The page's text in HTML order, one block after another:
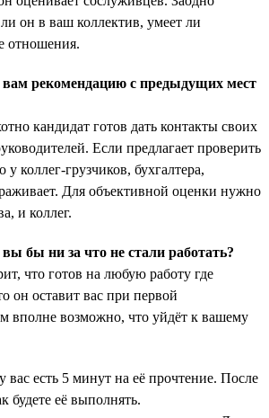
он в ваш коллектив, умеет ли
отношения.
рекомендацию с предыдущих мест
кандидат готов дать контакты своих
Если предлагает проверить
у коллег-грузчиков, бухгалтера,
Для объективной оценки нужно
и коллег.
бы ни за что не стали работать?
что готов на любую работу где
он оставит вас при первой
вполне возможно, что уйдёт к вашему
есть 5 минут на её прочтение. После
будете её выполнять.